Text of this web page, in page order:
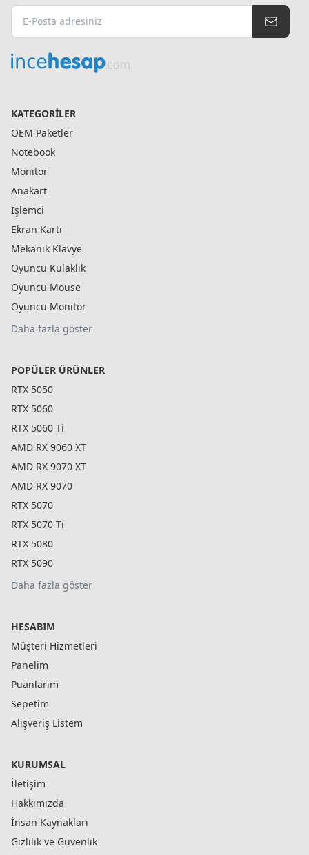
KATEGORILER
OEM Paketler
Notebook
Monitör
Anakart
İşlemci
Ekran Kartı
Mekanik Klavye
Oyuncu Kulaklık
Oyuncu Mouse
Oyuncu Monitör
Daha fazla göster
POPÜLER ÜRÜNLER
RTX 5050
RTX 5060
RTX 5060 Ti
AMD RX 9060 XT
AMD RX 9070 XT
AMD RX 9070
RTX 5070
RTX 5070 Ti
RTX 5080
RTX 5090
Daha fazla göster
HESABIM
Müşteri Hizmetleri
Panelim
Puanlarım
Sepetim
Alışveriş Listem
KURUMSAL
İletişim
Hakkımızda
İnsan Kaynakları
Gizlilik ve Güvenlik